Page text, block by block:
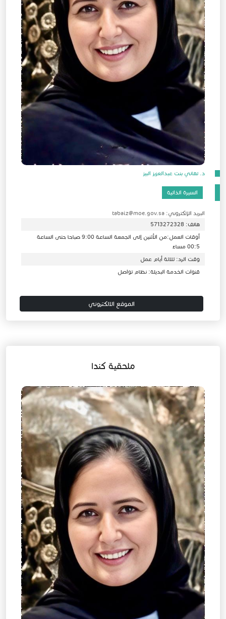
د. تهاني بنت عبدالعزيز البيز
السيرة الذاتية
البريد الإلكتروني: tabaiz@moe.gov.sa
هاتف: 5713272328
أوقات العمل:من الأثنين إلى الجمعة الساعة 9:00 صباحا حتى الساعة
00:5 مساءً
وقت الرد: ثلاثة أيام عمل
قنوات الخدمة البديلة: نظام تواصل
الموقع الالكتروني
ملحقية كندا